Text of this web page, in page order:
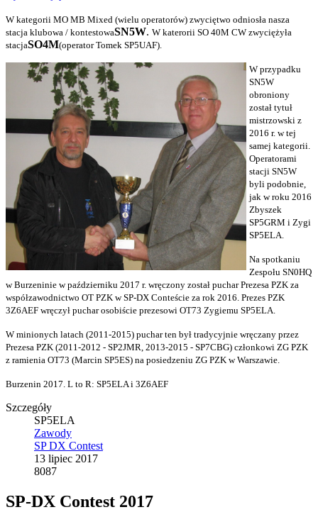
W kategorii MO MB Mixed (wielu operatorów) zwyciętwo odniosła nasza
stacja klubowa / kontestowaSN5W. W katerorii SO 40M CW zwyciężyła
stacjaSO4M(operator Tomek SP5UAF).
W przypadku
SN5W
obroniony
został tytuł
mistrzowski z
2016 r. w tej
samej kategorii.
Operatorami
stacji SN5W
byli podobnie,
jak w roku 2016
Zbyszek
SP5GRM i Zygi
SP5ELA.
Na spotkaniu
Zespołu SN0HQ
w Burzeninie w październiku 2017 r. wręczony został puchar Prezesa PZK za
współzawodnictwo OT PZK w SP-DX Conteście za rok 2016. Prezes PZK
3Z6AEF wręczył puchar osobiście prezesowi OT73 Zygiemu SP5ELA.
W minionych latach (2011-2015) puchar ten był tradycyjnie wręczany przez
Prezesa PZK (2011-2012 - SP2JMR, 2013-2015 - SP7CBG) członkowi ZG PZK
z ramienia OT73 (Marcin SP5ES) na posiedzeniu ZG PZK w Warszawie.
Burzenin 2017. L to R: SP5ELA i 3Z6AEF
Szczegóły
SP5ELA
Zawody
SP DX Contest
13 lipiec 2017
8087
SP-DX Contest 2017